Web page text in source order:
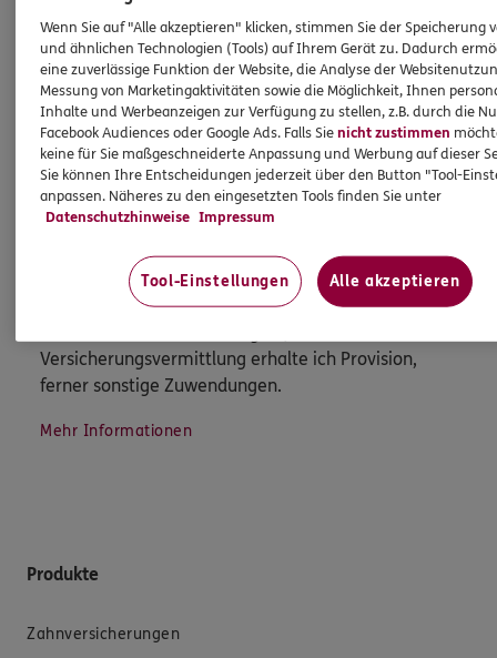
Kontakt aufnehmen
HINWEIS
Wichtiges aus dem Vermittlerrecht
Ich bin verpflichtet, Ihnen Auskünfte zu meiner
Person zu geben. Sowohl Ihr Schutz als Verbraucher
sowie auch gesetzliche Regelungen halten mich
Versicherungsvermittlung erhalte ich Provision,
ferner sonstige Zuwendungen.
Mehr Informationen
Produkte
Zahnversicherungen
Wenn Sie auf "Alle akzeptieren" klicken, stimmen Sie der Speicherung
und ähnlichen Technologien (Tools) auf Ihrem Gerät zu. Dadurch
eine zuverlässige Funktion der Website, die Analyse der
Messung von Marketingaktivitäten sowie die Möglichkeit, Ihnen
Inhalte und Werbeanzeigen zur Verfügung zu stellen, z.B. durch die
Facebook Audiences oder Google Ads. Falls Sienicht zustimmen
keine für Sie maßgeschneiderte Anpassung und Werbung auf dieser
Sie können Ihre Entscheidungen jederzeit über den Button "Tool-
anpassen. Näheres zu den eingesetzten Tools finden Sie unter
Datenschutzhinweise Impressum
Tool-Einstellungen Alle akzeptieren